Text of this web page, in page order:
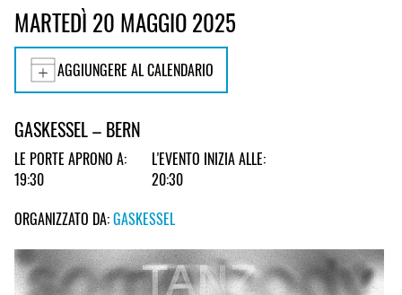
MARTEDÌ 20 MAGGIO 2025
AGGIUNGERE AL CALENDARIO
GASKESSEL – BERN
LE PORTE APRONO A:
19:30
L'EVENTO INIZIA ALLE:
20:30
ORGANIZZATO DA:GASKESSEL